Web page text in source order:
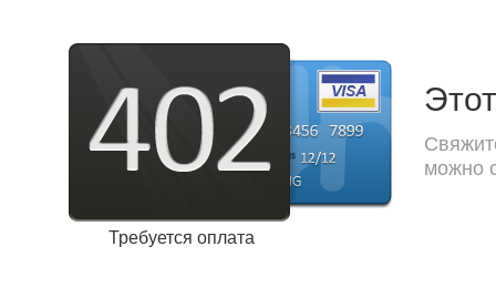
Требуется оплата
можно